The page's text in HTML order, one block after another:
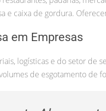
e caixa de gordura.
em Empresas
logísticas e do setor de
de esgotamento de